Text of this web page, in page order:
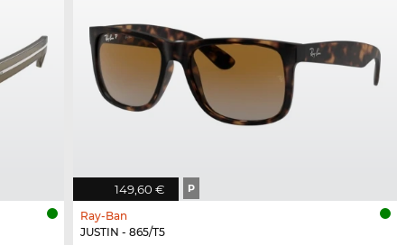
149,60 € P
Ray-Ban
JUSTIN - 865/T5